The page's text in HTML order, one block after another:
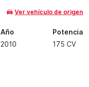
Ver vehículo de origen
Año
2010
Potencia
175 CV